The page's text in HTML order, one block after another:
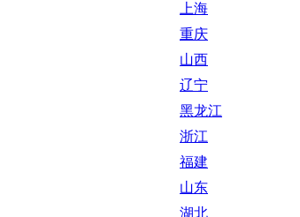
上海
重庆
山西
辽宁
黑龙江
浙江
福建
山东
湖北